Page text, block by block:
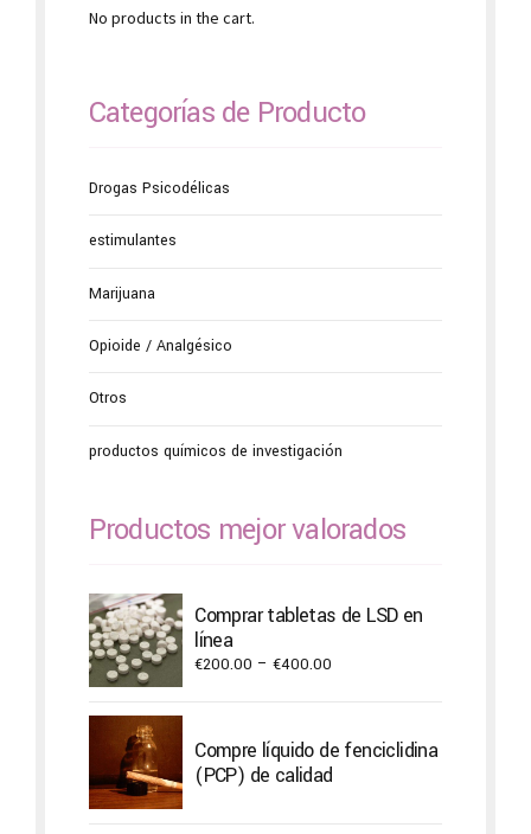
No products in the cart.
Categorías de Producto
Drogas Psicodélicas
estimulantes
Marijuana
Opioide / Analgésico
Otros
productos químicos de investigación
Productos mejor valorados
Comprar tabletas de LSD en
línea
€200.00 – €400.00
through
€400.00
Compre líquido de fenciclidina
(PCP) de calidad